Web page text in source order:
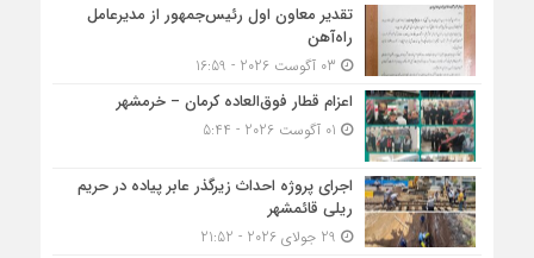
تقدیر معاون اول رئیس‌جمهور از مدیرعامل
راه‌آهن
اعزام قطار فوق‌العاده کرمان – خرمشهر
اجرای پروژه احداث زیرگذر عابر پیاده در حریم
ریلی قائمشهر